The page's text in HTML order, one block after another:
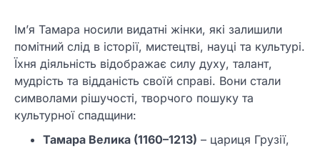
Ім’я Тамара носили видатні жінки, які залишили
помітний слід в історії, мистецтві, науці та культурі.
Їхня діяльність відображає силу духу, талант,
мудрість та відданість своїй справі. Вони стали
символами рішучості, творчого пошуку та
культурної спадщини:
Тамара Велика (1160–1213) – цариця Грузії,